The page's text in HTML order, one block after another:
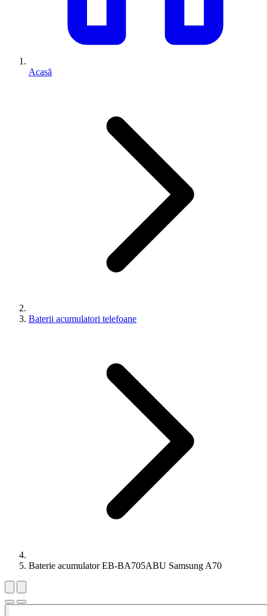
Acasă
Baterii acumulatori telefoane
Baterie acumulator EB-BA705ABU Samsung A70